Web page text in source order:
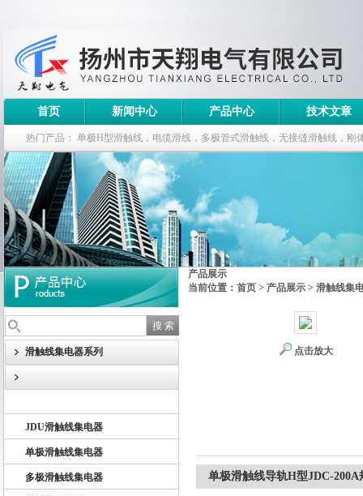
扬州市天翔电气有限公司
首页 新闻中心 产品中心 技术文章
热门产品： 单极H型滑触线，电缆滑线，多极管式滑触线，无接缝滑触线，刚
钢电缆滑车
滑触线集电器系列
JDT滑触线集电器
JDU滑触线集电器
单极滑触线集电器
多极滑触线集电器
产品展示
当前位置： 首页 > 产品展示 > 滑触线集
点击放大
单极滑触线导轨H型JDC-200A